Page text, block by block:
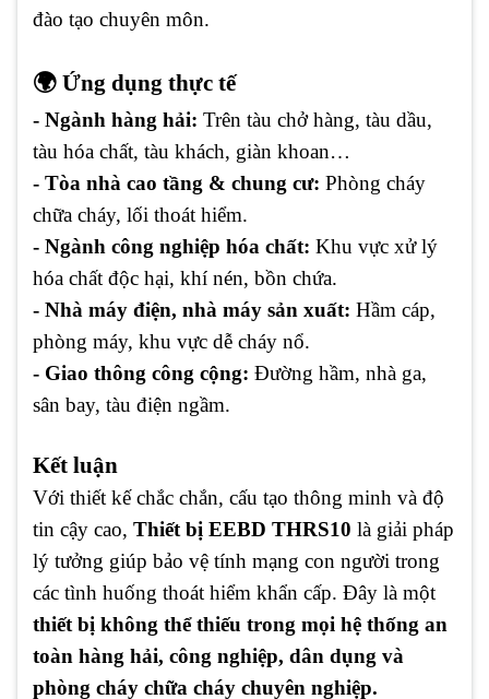
đào tạo chuyên môn.
🌍 Ứng dụng thực tế
- Ngành hàng hải: Trên tàu chở hàng, tàu dầu,
tàu hóa chất, tàu khách, giàn khoan…
- Tòa nhà cao tầng & chung cư: Phòng cháy
chữa cháy, lối thoát hiểm.
- Ngành công nghiệp hóa chất: Khu vực xử lý
hóa chất độc hại, khí nén, bồn chứa.
- Nhà máy điện, nhà máy sản xuất: Hầm cáp,
phòng máy, khu vực dễ cháy nổ.
- Giao thông công cộng: Đường hầm, nhà ga,
sân bay, tàu điện ngầm.
Kết luận
Với thiết kế chắc chắn, cấu tạo thông minh và độ
tin cậy cao, Thiết bị EEBD THRS10 là giải pháp
lý tưởng giúp bảo vệ tính mạng con người trong
các tình huống thoát hiểm khẩn cấp. Đây là một
thiết bị không thể thiếu trong mọi hệ thống an
toàn hàng hải, công nghiệp, dân dụng và
phòng cháy chữa cháy chuyên nghiệp.